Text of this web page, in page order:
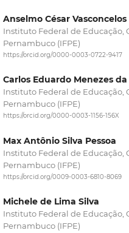
Anselmo César
Instituto Federal de Educação,
Pernambuco (IFPE)
https://orcid.org/0000-0003-0722-9417
Carlos Eduardo Menezes da
Instituto Federal de Educação,
Pernambuco (IFPE)
https://orcid.org/0000-0003-1156-156X
Max Antônio Silva Pessoa
Instituto Federal de Educação,
Pernambuco (IFPE)
https://orcid.org/0009-0003-6810-8069
Michele de Lima Silva
Instituto Federal de Educação,
Pernambuco (IFPE)